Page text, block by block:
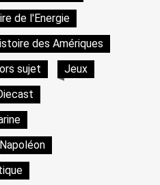
de l'Energie
des Amériques
sujet
Jeux
Napoléon